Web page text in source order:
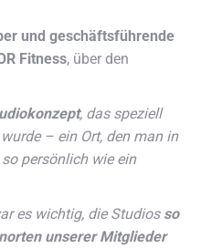
und geschäftsführende
Fitness, über den
, das speziell
– ein Ort, den man in
persönlich wie ein
es wichtig, die Studios so
unserer Mitglieder